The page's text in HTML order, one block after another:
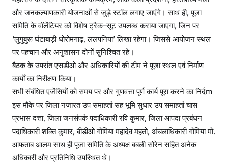
और जनकल्याणकारी योजनाओं से जुड़े स्टॉल लगाए जाएंगे। साथ ही, पूजा
समिति के वॉलेंटियर को विशेष ट्रैक-सूट उपलब्ध कराया जाएगा, जिन पर
‘लुगुबुरू घंटाबाड़ी धोरोमगाढ़, ललपनिया’ लिखा रहेगा। जिससे आयोजन स्थल
पर पहचान और अनुशासन दोनों सुनिश्चित रहे।
बैठक के उपरांत एसडीओ और अधिकारियों की टीम ने पूजा स्थल एवं निर्माण
कार्यों का निरीक्षण किया।
सभी संबंधित एजेंसियों को समय पर और गुणवत्ता पूर्ण कार्य पूरा करने का निर्दm
इस मौके पर जिला नजारत उप समाहर्ता सह भूमि सुधार उप समाहर्ता चास
प्रभास दत्ता, जिला जनसंपर्क पदाधिकारी रवि कुमार, जिला आपदा प्रबंधन
पदाधिकारी शक्ति कुमार, बीडीओ गोमिया महादेव महतो, अंचलाधिकारी गोमिया मो.
आफताब आलम साथ ही पूजा समिति के अध्यक्ष बबली सोरेन सहित अनेक
अधिकारी और प्रतिनिधि उपस्थित थे।